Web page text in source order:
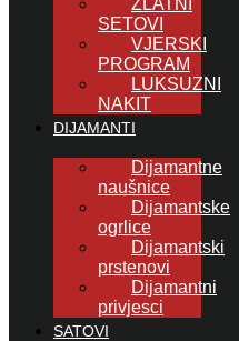
ZLATNI
SETOVI
VJERSKI
PROGRAM
LUKSUZNI
NAKIT
DIJAMANTI
Dijamantne
naušnice
Dijamantske
ogrlice
Dijamantski
prstenovi
Dijamantni
privjesci
SATOVI